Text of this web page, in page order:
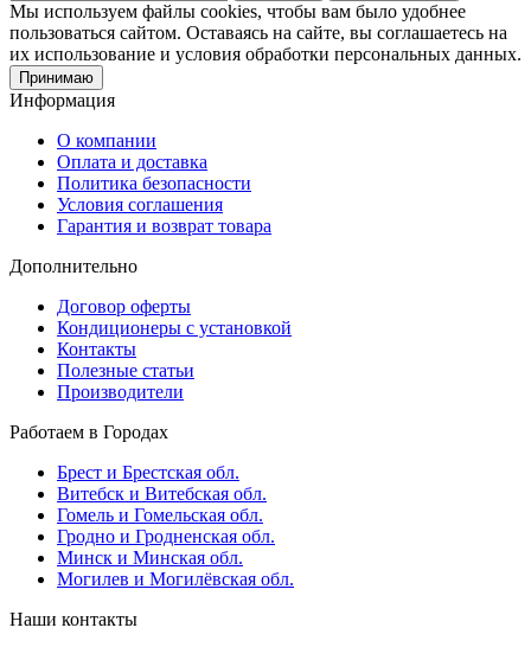
Мы используем файлы cookies, чтобы вам было удобнее
пользоваться сайтом. Оставаясь на сайте, вы соглашаетесь на
их использование и условия обработки персональных данных.
Принимаю
Информация
О компании
Оплата и доставка
Политика безопасности
Условия соглашения
Гарантия и возврат товара
Дополнительно
Договор оферты
Кондиционеры с установкой
Контакты
Полезные статьи
Производители
Работаем в Городах
Брест и Брестская обл.
Витебск и Витебская обл.
Гомель и Гомельская обл.
Гродно и Гродненская обл.
Минск и Минская обл.
Могилев и Могилёвская обл.
Наши контакты